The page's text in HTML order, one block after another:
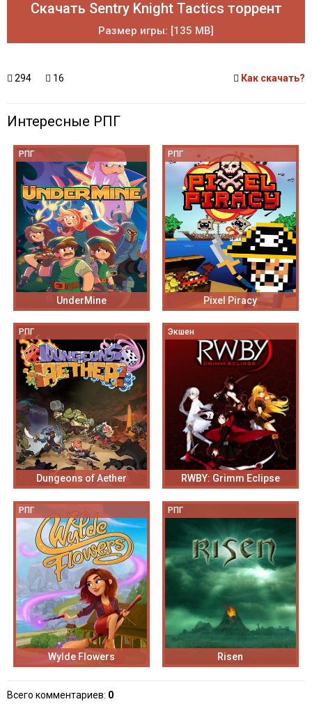
Скачать Sentry Knight Tactics торрент
Размер игры: [135 MB]
294 16 Как скачать?
Интересные РПГ
РПГ
UnderMine
РПГ
Pixel Piracy
РПГ
Dungeons of Aether
Экшен
RWBY: Grimm Eclipse
РПГ
Wylde Flowers
РПГ
Risen
Всего комментариев: 0